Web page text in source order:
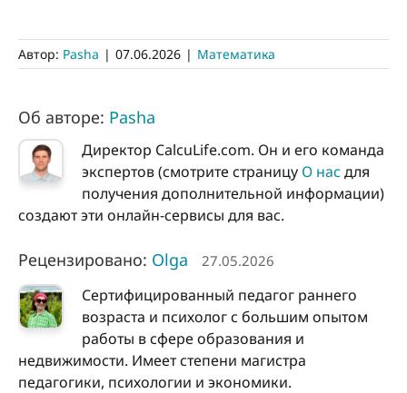
Автор: Pasha | 07.06.2026 | Математика
Об авторе: Pasha
Директор CalcuLife.com. Он и его команда
экспертов (смотрите страницу О нас для
получения дополнительной информации)
создают эти онлайн-сервисы для вас.
Рецензировано: Olga 27.05.2026
Сертифицированный педагог раннего
возраста и психолог с большим опытом
работы в сфере образования и
недвижимости. Имеет степени магистра
педагогики, психологии и экономики.